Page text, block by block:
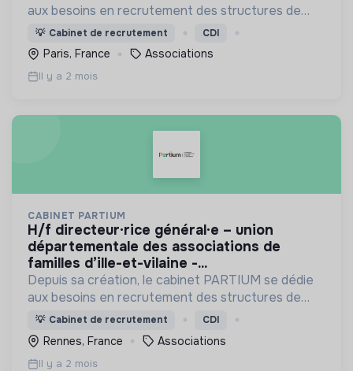
aux besoins en recrutement des structures de
l'ESS, selon une démarche centrée à la fois sur
l'humain, les compétences, et une éthique
irréprochable.
💡 Cabinet de recrutement CDI
Paris, France Associations
Il y a 2 mois
CABINET PARTIUM
h/f directeur·rice général·e – union
départementale des associations de
familles d’ille-et-vilaine -...
Depuis sa création, le cabinet PARTIUM se dédie
aux besoins en recrutement des structures de
l'ESS, selon une démarche centrée à la fois sur
l'humain, les compétences, et une éthique
irréprochable.
💡 Cabinet de recrutement CDI
Rennes, France Associations
Il y a 2 mois